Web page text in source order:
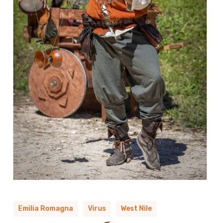
Emilia Romagna Virus West Nile